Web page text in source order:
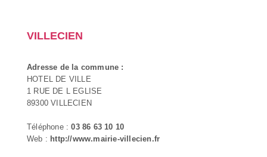
VILLECIEN
Adresse de la commune :
HOTEL DE VILLE
1 RUE DE L EGLISE
89300 VILLECIEN
Téléphone :03 86 63 10 10
Web : http://www.mairie-villecien.fr